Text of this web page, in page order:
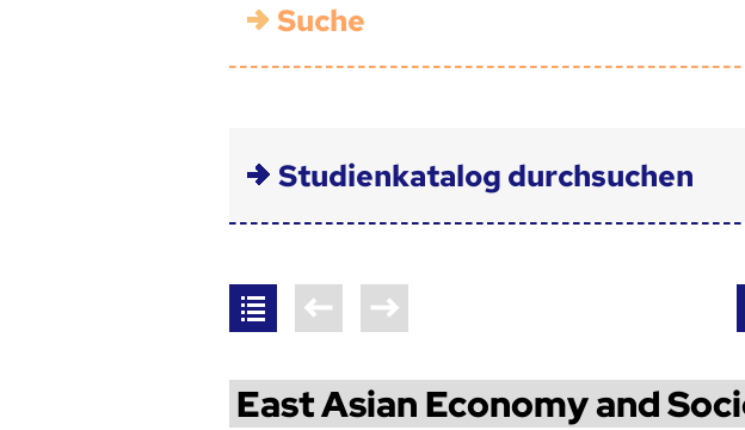
Suche
Studienkatalog durchsuchen
East Asian Economy and